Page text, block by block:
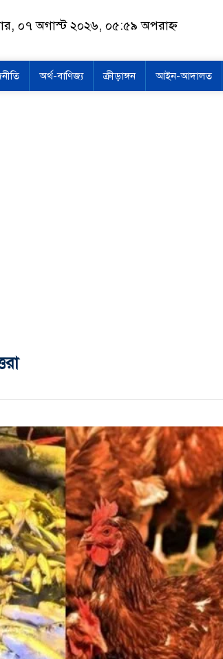
০৭ অগাস্ট ২০২৬, ০৫:৫৯ অপরাহ্ন
অর্থ-বাণিজ্য ক্রীড়াঙ্গন আইন-আদালত